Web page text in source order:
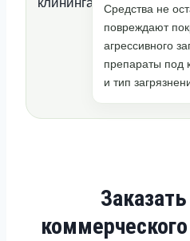
Средства не
повреждают
агрессивного
препараты под
и тип